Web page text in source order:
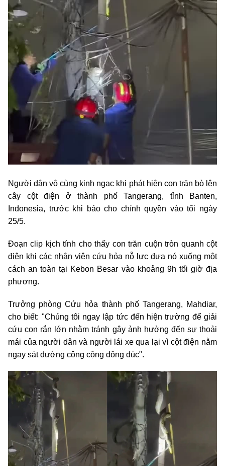
Người dân vô cùng kinh ngạc khi phát hiện con trăn bò lên
cây cột điện ở thành phố Tangerang, tỉnh Banten,
Indonesia, trước khi báo cho chính quyền vào tối ngày
25/5.
Đoạn clip kịch tính cho thấy con trăn cuộn tròn quanh cột
điện khi các nhân viên cứu hỏa nỗ lực đưa nó xuống một
cách an toàn tại Kebon Besar vào khoảng 9h tối giờ địa
phương.
Trưởng phòng Cứu hỏa thành phố Tangerang, Mahdiar,
cho biết: "Chúng tôi ngay lập tức đến hiện trường để giải
cứu con rắn lớn nhằm tránh gây ảnh hưởng đến sự thoải
mái của người dân và người lái xe qua lại vì cột điện nằm
ngay sát đường công cộng đông đúc".